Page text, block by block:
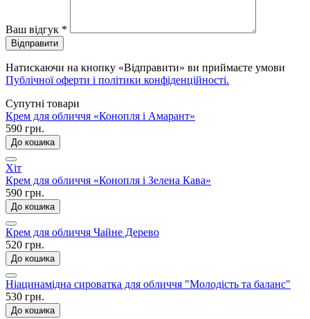
Ваш відгук *
Відправити
Натискаючи на кнопку «Відправити» ви приймаєте умови
Публічної оферти і політики конфіденційності.
Супутні товари
Крем для обличчя «Конопля і Амарант»
590 грн.
До кошика
Хіт
Крем для обличчя «Конопля і Зелена Кава»
590 грн.
До кошика
Крем для обличчя Чайне Дерево
520 грн.
До кошика
Ніацинамідна сироватка для обличчя "Молодість та баланс"
530 грн.
До кошика